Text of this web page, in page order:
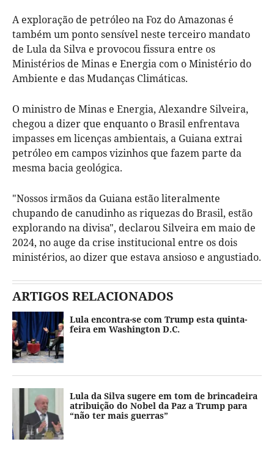
A exploração de petróleo na Foz do Amazonas é
também um ponto sensível neste terceiro mandato
de Lula da Silva e provocou fissura entre os
Ministérios de Minas e Energia com o Ministério do
Ambiente e das Mudanças Climáticas.
O ministro de Minas e Energia, Alexandre Silveira,
chegou a dizer que enquanto o Brasil enfrentava
impasses em licenças ambientais, a Guiana extrai
petróleo em campos vizinhos que fazem parte da
mesma bacia geológica.
"Nossos irmãos da Guiana estão literalmente
chupando de canudinho as riquezas do Brasil, estão
explorando na divisa", declarou Silveira em maio de
2024, no auge da crise institucional entre os dois
ministérios, ao dizer que estava ansioso e angustiado.
ARTIGOS RELACIONADOS
Lula encontra-se com Trump esta quinta-
feira em Washington D.C.
Lula da Silva sugere em tom de brincadeira
atribuição do Nobel da Paz a Trump para
“não ter mais guerras”